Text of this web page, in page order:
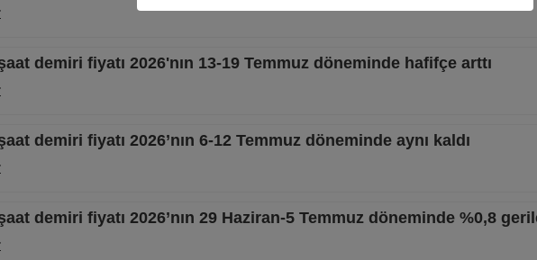
demiri fiyatı 2026'nın 13-19 Temmuz döneminde hafifçe arttı
demiri fiyatı 2026’nın 6-12 Temmuz döneminde aynı kaldı
demiri fiyatı 2026’nın 29 Haziran-5 Temmuz döneminde %0,8